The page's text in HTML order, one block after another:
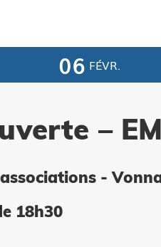
06 FÉVR.
–
-
18h30